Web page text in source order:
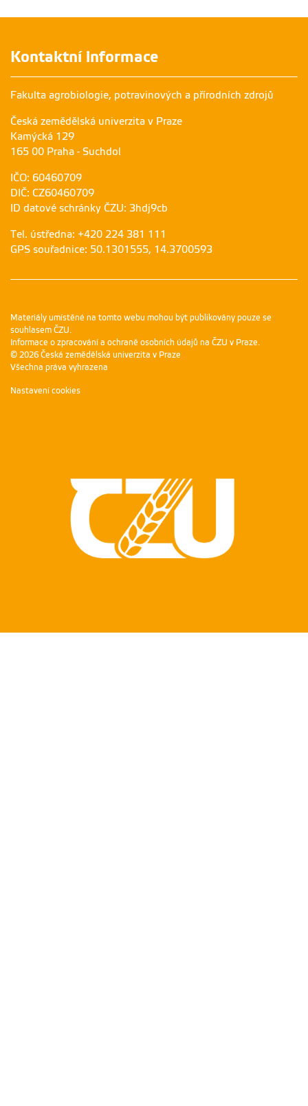
Kontaktní informace
Fakulta agrobiologie, potravinových a přírodních zdrojů
Česká zemědělská univerzita v Praze
Kamýcká 129
165 00 Praha - Suchdol
IČO: 60460709
DIČ: CZ60460709
ID datové schránky ČZU: 3hdj9cb
Tel. ústředna: +420 224 381 111
GPS souřadnice: 50.1301555, 14.3700593
Materiály umístěné na tomto webu mohou být publikovány pouze se
souhlasem ČZU.
Informace o zpracování a ochraně osobních údajů na ČZU v Praze.
© 2026 Česká zemědělská univerzita v Praze
Všechna práva vyhrazena
Nastavení cookies